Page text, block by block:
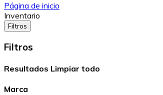
Página de inicio
Inventario
Filtros
Filtros
Resultados Limpiar todo
Marca